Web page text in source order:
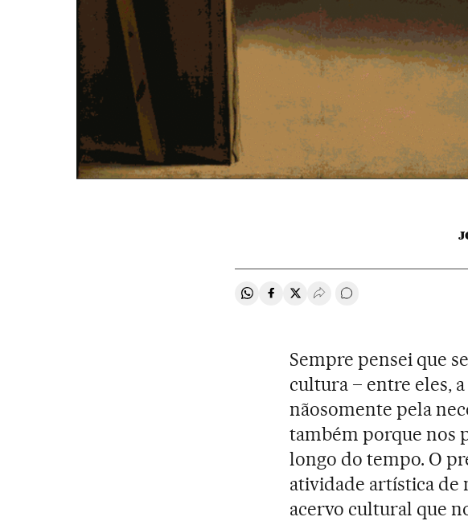
Compartir en Whatsapp
Compartir en Facebook
Compartir en Twitter
Desplegar Redes Sociales
Comentários
Sempre pensei que
cultura – entre eles,
nãosomente pela
também porque nos
longo do tempo. O
atividade artística de
acervo cultural que